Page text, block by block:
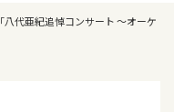
「八代亜紀追悼コンサート ～オーケ